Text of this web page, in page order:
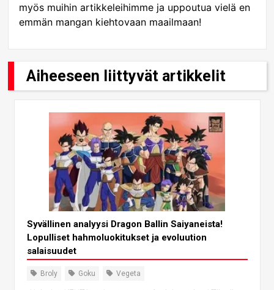
myös muihin artikkeleihimme ja uppoutua vielä en
emmän mangan kiehtovaan maailmaan!
Aiheeseen liittyvät artikkelit
Syvällinen analyysi Dragon Ballin Saiyaneista!
Lopulliset hahmoluokitukset ja evoluution
salaisuudet
Broly Goku Vegeta